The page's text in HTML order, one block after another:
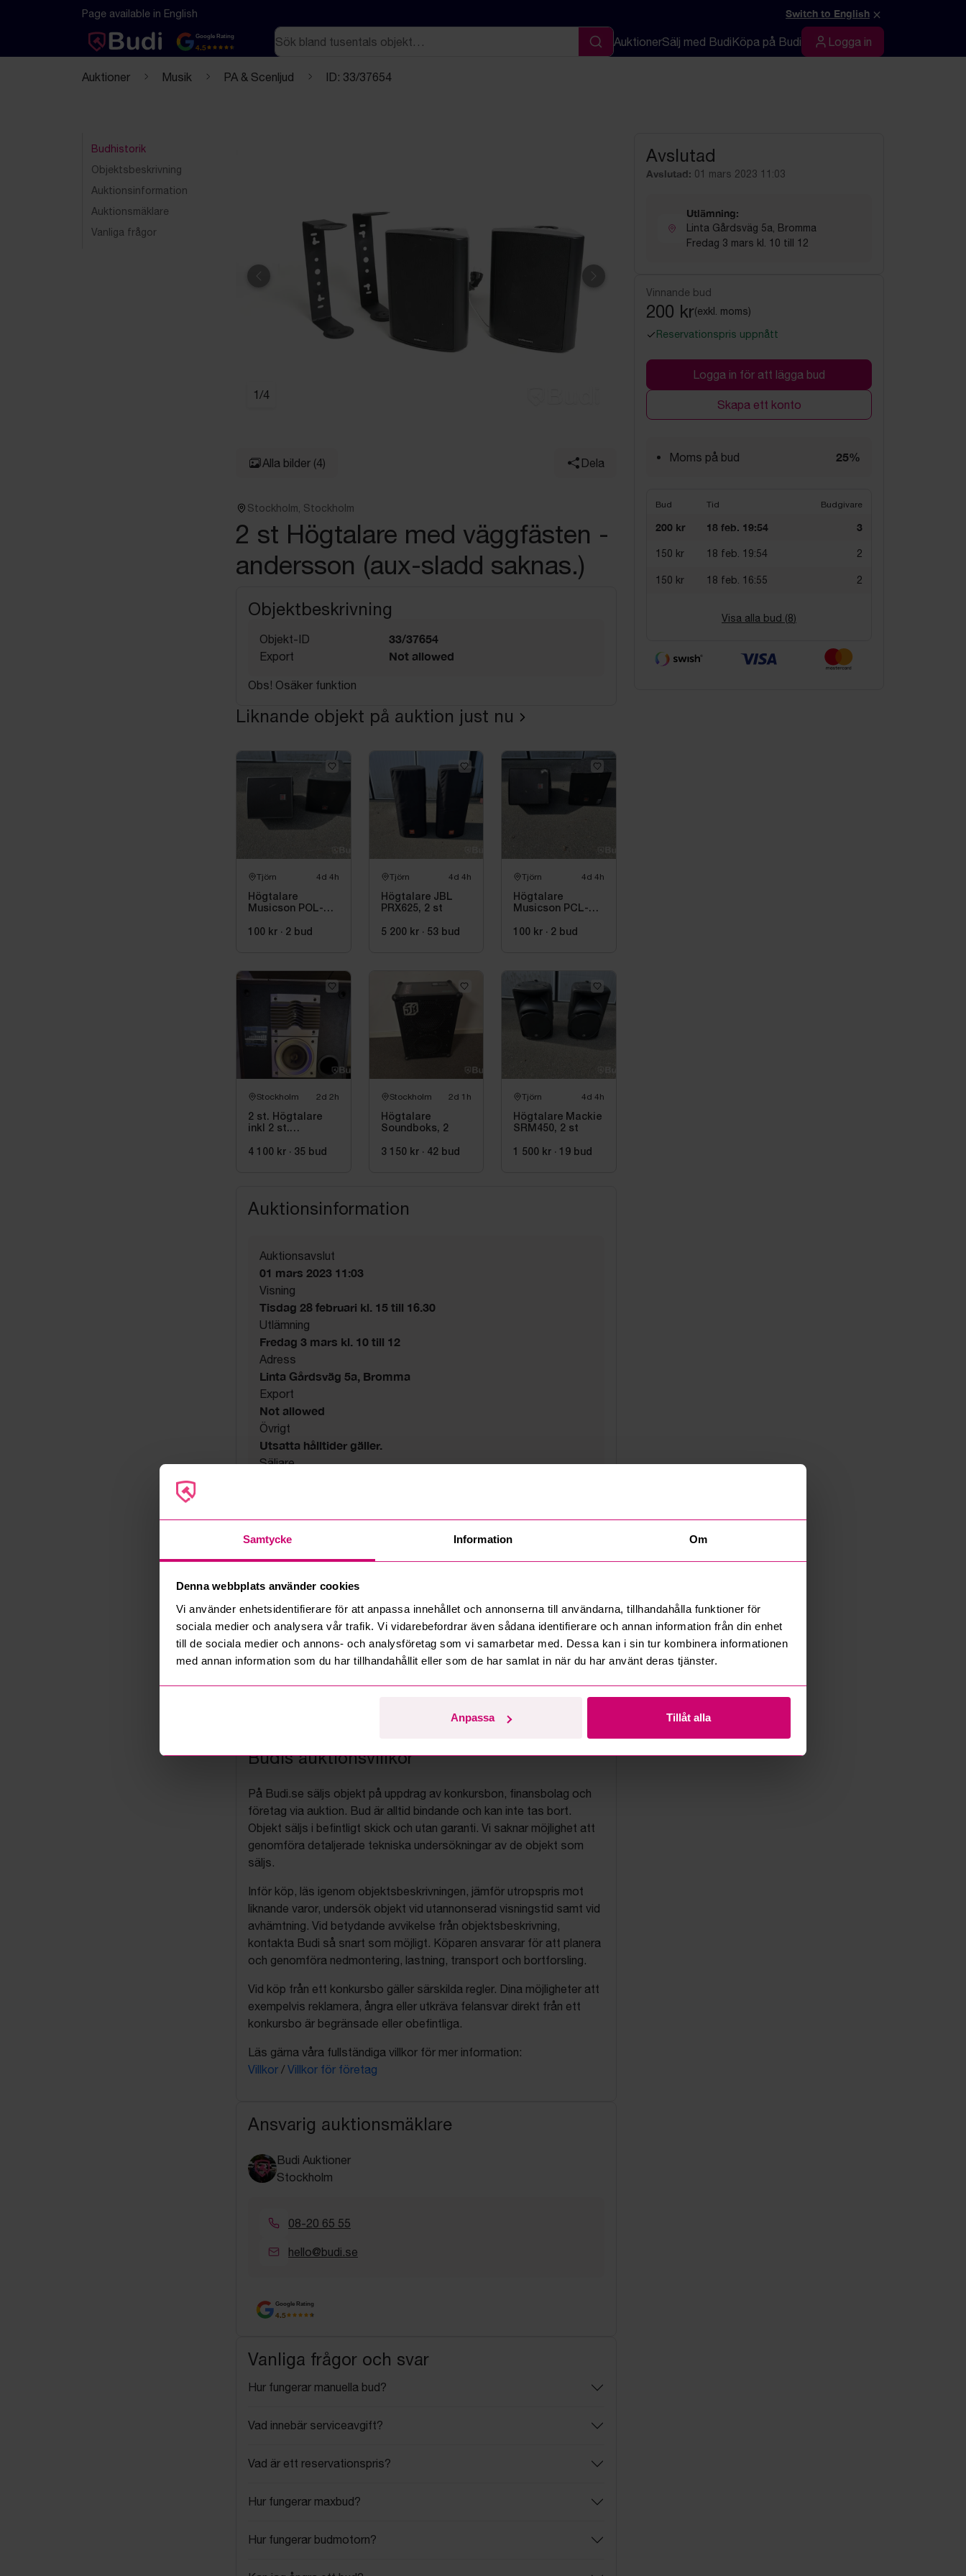
Samtycke Information Om
Denna webbplats använder cookies
Vi använder enhetsidentifierare för att anpassa innehållet och annonserna till användarna, tillhandahålla funktioner för
sociala medier och analysera vår trafik. Vi vidarebefordrar även sådana identifierare och annan information från din enhet
till de sociala medier och annons- och analysföretag som vi samarbetar med. Dessa kan i sin tur kombinera informationen
med annan information som du har tillhandahållit eller som de har samlat in när du har använt deras tjänster.
Anpassa Tillåt alla
Hoppa till innehåll
Textbaserad (markdown) version av denna sida
Page available in English Switch to English ×
Google Rating
4.5
Sök
Sök
AuktionerSälj med BudiKöpa på Budi Logga in
Logga in
Auktioner Musik PA & Scenljud ID: 33/37654
Budhistorik
Objektsbeskrivning
Auktionsinformation
Auktionsmäklare
Vanliga frågor
Föregående Nästa
1 /4
Alla bilder (4) Dela
Stockholm, Stockholm
2 st Högtalare med väggfästen -
andersson (aux-sladd saknas.)
Objektbeskrivning
Objekt-ID 33/37654
Export Not allowed
Obs! Osäker funktion
Liknande objekt på auktion just nu
Tjörn 4d 4h
Högtalare
Musicson POL-
100 kr · 2 bud
Tjörn 4d 4h
Högtalare JBL
PRX625, 2 st
5 200 kr · 53 bud
Tjörn 4d 4h
Högtalare
Musicson PCL-
100 kr · 2 bud
Stockholm 2d 2h
2 st. Högtalare
inkl 2 st.
mixer Pioneer
4 100 kr · 35 bud
Stockholm 2d 1h
Högtalare
Soundboks, 2
3 150 kr · 42 bud
Tjörn 4d 4h
Högtalare Mackie
SRM450, 2 st
1 500 kr · 19 bud
Auktionsinformation
Auktionsavslut
01 mars 2023 11:03
Visning
Tisdag 28 februari kl. 15 till 16.30
Utlämning
Fredag 3 mars kl. 10 till 12
Adress
Linta Gårdsväg 5a, Bromma
Export
Not allowed
Övrigt
Utsatta hålltider gäller.
Säljare
Budis auktionsvillkor
På Budi.se säljs objekt på uppdrag av konkursbon, finansbolag och
företag via auktion. Bud är alltid bindande och kan inte tas bort.
Objekt säljs i befintligt skick och utan garanti. Vi saknar möjlighet att
genomföra detaljerade tekniska undersökningar av de objekt som
säljs.
Inför köp, läs igenom objektsbeskrivningen, jämför utropspris mot
liknande varor, undersök objekt vid utannonserad visningstid samt vid
avhämtning. Vid betydande avvikelse från objektsbeskrivning,
kontakta Budi så snart som möjligt. Köparen ansvarar för att planera
och genomföra nedmontering, lastning, transport och bortforsling.
Vid köp från ett konkursbo gäller särskilda regler. Dina möjligheter att
exempelvis reklamera, ångra eller utkräva felansvar direkt från ett
konkursbo är begränsade eller obefintliga.
Läs gärna våra fullständiga villkor för mer information:
Villkor / Villkor för företag
Ansvarig auktionsmäklare
Budi Auktioner
Stockholm
08-20 65 55
hello@budi.se
Google Rating
4.5
Vanliga frågor och svar
Hur fungerar manuella bud?
Vad innebär serviceavgift?
Vad är ett reservationspris?
Hur fungerar maxbud?
Hur fungerar budmotorn?
Avslutad
Avslutad: 01 mars 2023 11:03
Utlämning:
Linta Gårdsväg 5a, Bromma
Fredag 3 mars kl. 10 till 12
Vinnande bud
200 kr(exkl. moms)
Reservationspris uppnått
Logga in för att lägga bud
Skapa ett konto
Moms på bud 25%
Bud Tid Budgivare
200 kr 18 feb. 19:54 3
150 kr 18 feb. 19:54 2
150 kr 18 feb. 16:55 2
Visa alla bud (8)